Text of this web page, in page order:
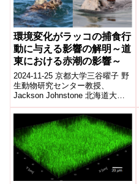
環境変化がラッコの捕食行
動に与える影響の解明～道
東における赤潮の影響～
2024-11-25 京都大学三谷曜子 野
生動物研究センター教授、
Jackson Johnstone 北海道大学
博士課程学生、鈴木一平 同特任
助教、Randal...